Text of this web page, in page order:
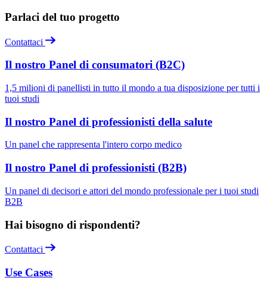
Parlaci del tuo progetto
Contattaci
Il nostro Panel di consumatori (B2C)
1,5 milioni di panellisti in tutto il mondo a tua disposizione per tutti i
tuoi studi
Il nostro Panel di professionisti della salute
Un panel che rappresenta l'intero corpo medico
Il nostro Panel di professionisti (B2B)
Un panel di decisori e attori del mondo professionale per i tuoi studi
B2B
Hai bisogno di rispondenti?
Contattaci
Use Cases